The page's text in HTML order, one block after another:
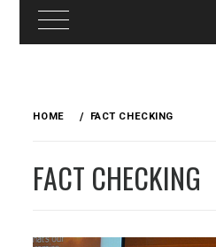
HOME FACT CHECKING
FACT CHECKING